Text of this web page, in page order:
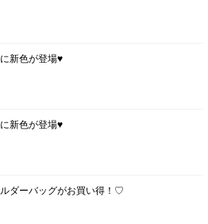
新色が登場♥
新色が登場♥
ダーバッグがお買い得！♡